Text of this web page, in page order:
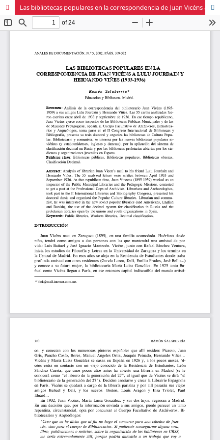
Las bibliotecas populares en la correspondencia de Juan Vicéns a Lulu Jourdain y Hernando Viñes (1933-1936)